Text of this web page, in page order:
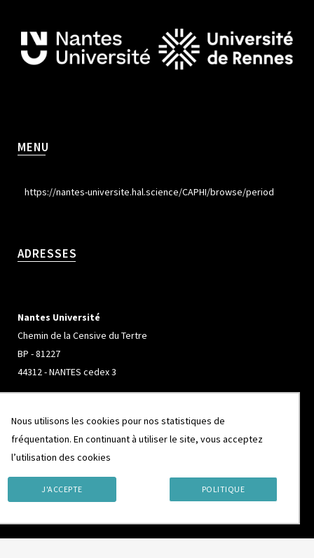
MENU
https://nantes-universite.hal.science/CAPHI/browse/period
ADRESSES
Nantes Université
Chemin de la Censive du Tertre
BP - 81227
44312 - NANTES cedex 3
Université de Rennes
Campus de Beaulieu
CS 74205
Nous utilisons les cookies pour nos statistiques de
fréquentation. En continuant à utiliser le site, vous acceptez
l’utilisation des cookies
J'ACCEPTE POLITIQUE